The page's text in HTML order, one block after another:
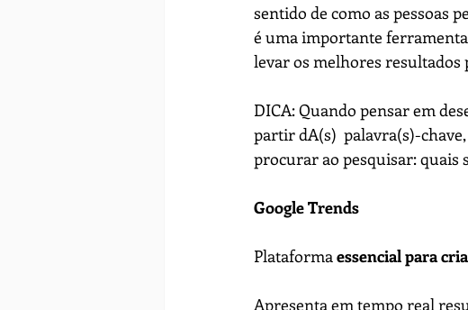
sentido de como as pessoas
é uma importante
levar os melhores resultados
DICA: Quando pensar em
partir dA(s)  palavra(s)-
procurar ao pesquisar: quais
Google Trends
Plataforma essencial para
Apresenta em tempo real